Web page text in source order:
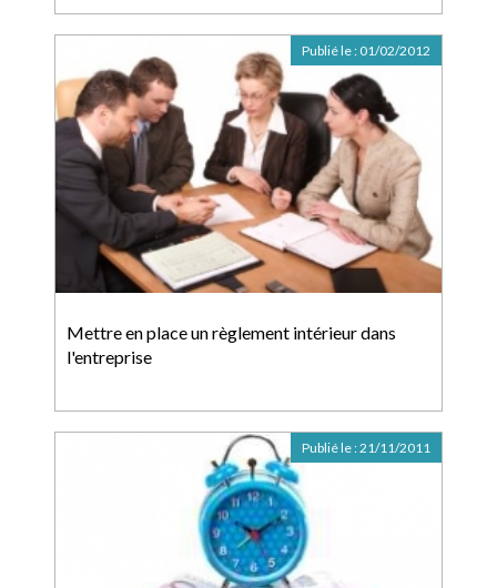
Mettre en place un règlement intérieur dans
l'entreprise
Publié le : 01/02/2012
Publié le :21/11/2011